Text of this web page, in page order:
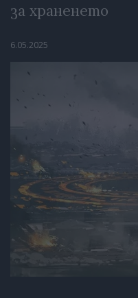
за храненето
6.05.2025